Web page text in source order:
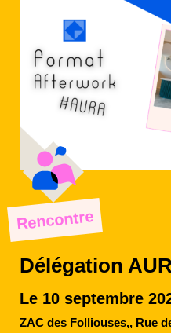
Rencontre
Délégation
Le 10 septembre
ZAC des Folliouses,, Rue